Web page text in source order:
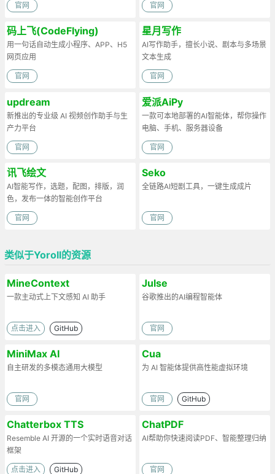
官网 官网
码上飞(CodeFlying)
用一句话自动生成小程序、APP、H5
网页应用
官网
星月写作
AI写作助手，擅长小说、剧本与多场景
文本生成
官网
updream
新推出的专业级 AI 视频创作助手与生
产力平台
官网
爱派AiPy
一款可本地部署的AI智能体，帮你操作
电脑、手机、服务器设备
官网
讯飞绘文
AI智能写作，选题，配图，排版，润
色，发布一体的智能创作平台
官网
Seko
全链路AI短剧工具，一键生成成片
官网
类似于Yoroll的资源
MineContext
一款主动式上下文感知 AI 助手
点击进入 GitHub
Julse
谷歌推出的AI编程智能体
官网
MiniMax AI
自主研发的多模态通用大模型
官网
Cua
为 AI 智能体提供高性能虚拟环境
官网 GitHub
Chatterbox TTS
Resemble AI 开源的一个实时语音对话
框架
点击进入 GitHub
ChatPDF
AI帮助你快速阅读PDF、智能整理归纳
官网